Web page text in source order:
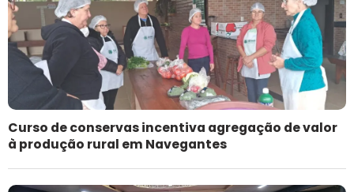
Curso de conservas incentiva agregação de valor
à produção rural em Navegantes